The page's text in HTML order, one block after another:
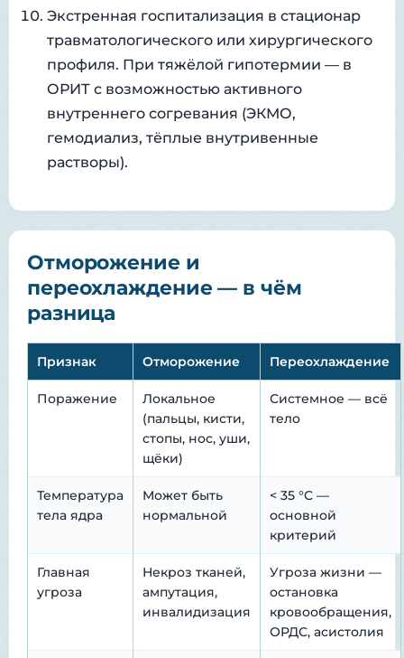
Экстренная госпитализация в стационар
травматологического или хирургического
профиля. При тяжёлой гипотермии — в
ОРИТ с возможностью активного
внутреннего согревания (ЭКМО,
гемодиализ, тёплые внутривенные
растворы).
Отморожение и
переохлаждение — в чём
разница
Признак Отморожение Переохлаждение
Поражение
Локальное
(пальцы, кисти,
стопы, нос, уши,
щёки)
Системное — всё
тело
Температура
тела ядра
Может быть
нормальной
< 35 °C —
основной
критерий
Главная
угроза
Некроз тканей,
ампутация,
инвалидизация
Угроза жизни —
остановка
кровообращения,
ОРДС, асистолия